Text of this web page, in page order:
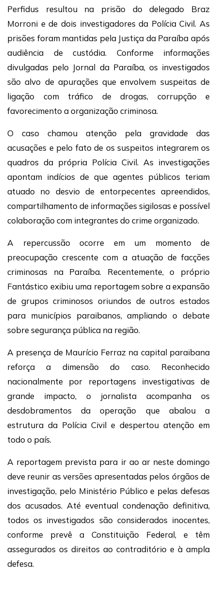
Perfidus resultou na prisão do delegado Braz
Morroni e de dois investigadores da Polícia Civil. As
prisões foram mantidas pela Justiça da Paraíba após
audiência de custódia. Conforme informações
divulgadas pelo Jornal da Paraíba, os investigados
são alvo de apurações que envolvem suspeitas de
ligação com tráfico de drogas, corrupção e
favorecimento a organização criminosa.
O caso chamou atenção pela gravidade das
acusações e pelo fato de os suspeitos integrarem os
quadros da própria Polícia Civil. As investigações
apontam indícios de que agentes públicos teriam
atuado no desvio de entorpecentes apreendidos,
compartilhamento de informações sigilosas e possível
colaboração com integrantes do crime organizado.
A repercussão ocorre em um momento de
preocupação crescente com a atuação de facções
criminosas na Paraíba. Recentemente, o próprio
Fantástico exibiu uma reportagem sobre a expansão
de grupos criminosos oriundos de outros estados
para municípios paraibanos, ampliando o debate
sobre segurança pública na região.
A presença de Maurício Ferraz na capital paraibana
reforça a dimensão do caso. Reconhecido
nacionalmente por reportagens investigativas de
grande impacto, o jornalista acompanha os
desdobramentos da operação que abalou a
estrutura da Polícia Civil e despertou atenção em
todo o país.
A reportagem prevista para ir ao ar neste domingo
deve reunir as versões apresentadas pelos órgãos de
investigação, pelo Ministério Público e pelas defesas
dos acusados. Até eventual condenação definitiva,
todos os investigados são considerados inocentes,
conforme prevê a Constituição Federal, e têm
assegurados os direitos ao contraditório e à ampla
defesa.